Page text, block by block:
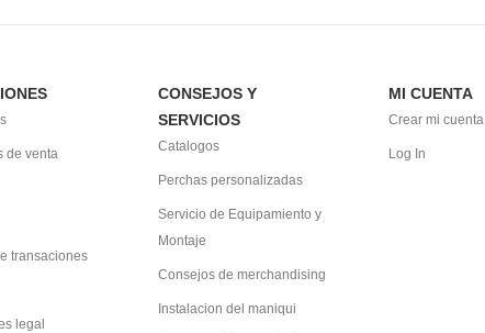
de venta
transaciones
legal
CONSEJOS Y
SERVICIOS
Catalogos
Perchas personalizadas
Servicio de Equipamiento y
Montaje
Consejos de merchandising
Instalacion del maniqui
MI CUENTA
Crear mi cuenta
Log In